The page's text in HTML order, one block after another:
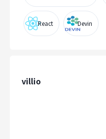
React Devin
villio